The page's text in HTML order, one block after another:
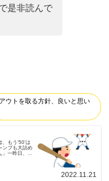
是非読んで
ウトを取る方針、良いと思い
もう‘50’は
ンプも大詰め
一昨日、走
2022.11.21